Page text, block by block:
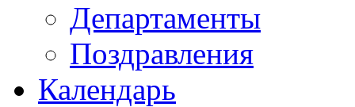
Департаменты
Поздравления
Календарь